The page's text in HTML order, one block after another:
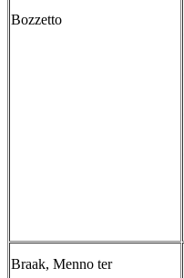
Bozzetto
Braak, Menno ter